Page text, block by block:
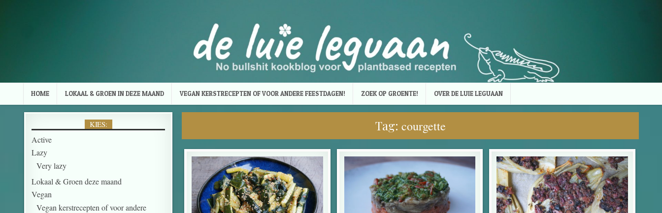
HOME LOKAAL & GROEN IN DEZE MAAND VEGAN KERSTRECEPTEN OF VOOR ANDERE FEESTDAGEN! ZOEK OP GROENTE! OVER DE LUIE LEGUAAN
Tag: courgette
KIES:
Active
Lazy
Very lazy
Lokaal & Groen deze maand
Vegan
Vegan kerstrecepten of voor andere